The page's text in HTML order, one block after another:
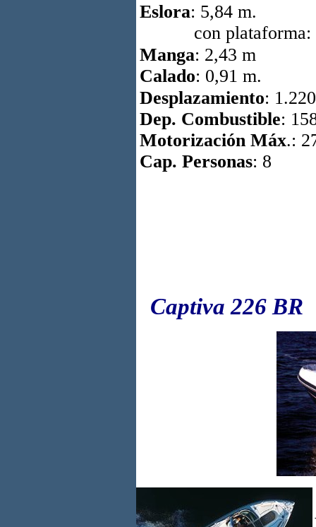
Eslora: 5,84 m.
con plataforma:
Manga: 2,43 m
Calado: 0,91 m.
Desplazamiento:
Dep. Combustible:
Motorización Máx.:
Cap. Personas: 8
Captiva 226 BR